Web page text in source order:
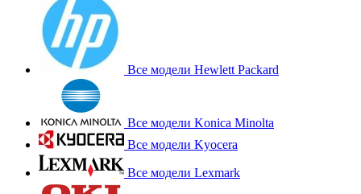
Все модели Hewlett Packard
Все модели Konica Minolta
Все модели Kyocera
Все модели Lexmark